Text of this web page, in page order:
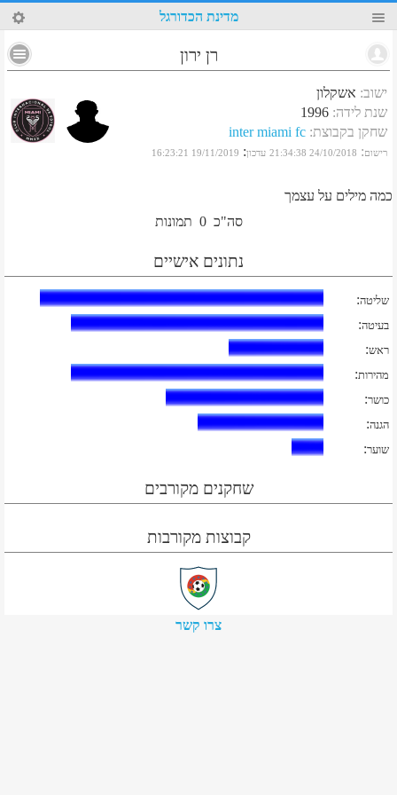
3 מדינת הכדורגל
רן ירון
ישוב: אשקלון
שנת לידה:
1996
שחקן בקבוצת:
inter miami fc
רישום:
24/10/2018 21:34:38 עדכון:
19/11/2019 16:23:21
כמה מילים על עצמך
סה"כ 0 תמונות
נתונים אישיים
שליטה:
בעיטה:
ראש:
מהירות:
כושר:
הגנה:
שוער:
שחקנים מקורבים
קבוצות מקורבות
צרו קשר